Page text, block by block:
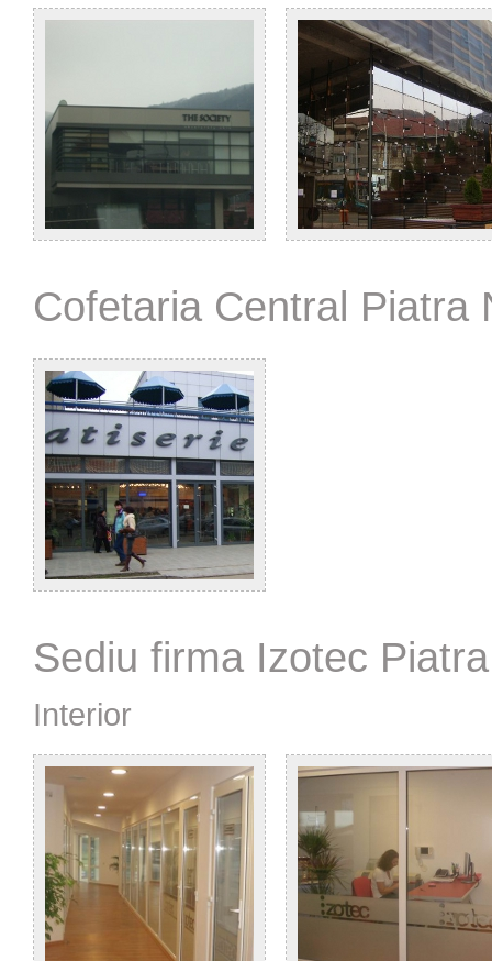
Cofetaria Central Piatra
Sediu firma Izotec
Interior